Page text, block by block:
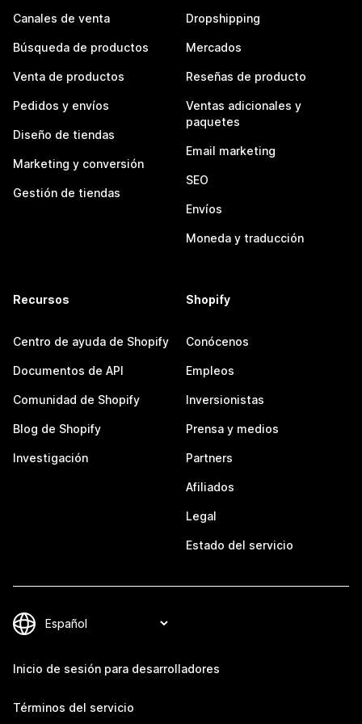
Canales de venta
Búsqueda de productos
Venta de productos
Pedidos y envíos
Diseño de tiendas
Marketing y conversión
Gestión de tiendas
Dropshipping
Mercados
Reseñas de producto
Ventas adicionales y
paquetes
Email marketing
SEO
Envíos
Moneda y traducción
Recursos
Centro de ayuda de Shopify
Documentos de API
Comunidad de Shopify
Blog de Shopify
Investigación
Shopify
Conócenos
Empleos
Inversionistas
Prensa y medios
Partners
Afiliados
Legal
Estado del servicio
Inicio de sesión para desarrolladores
Términos del servicio